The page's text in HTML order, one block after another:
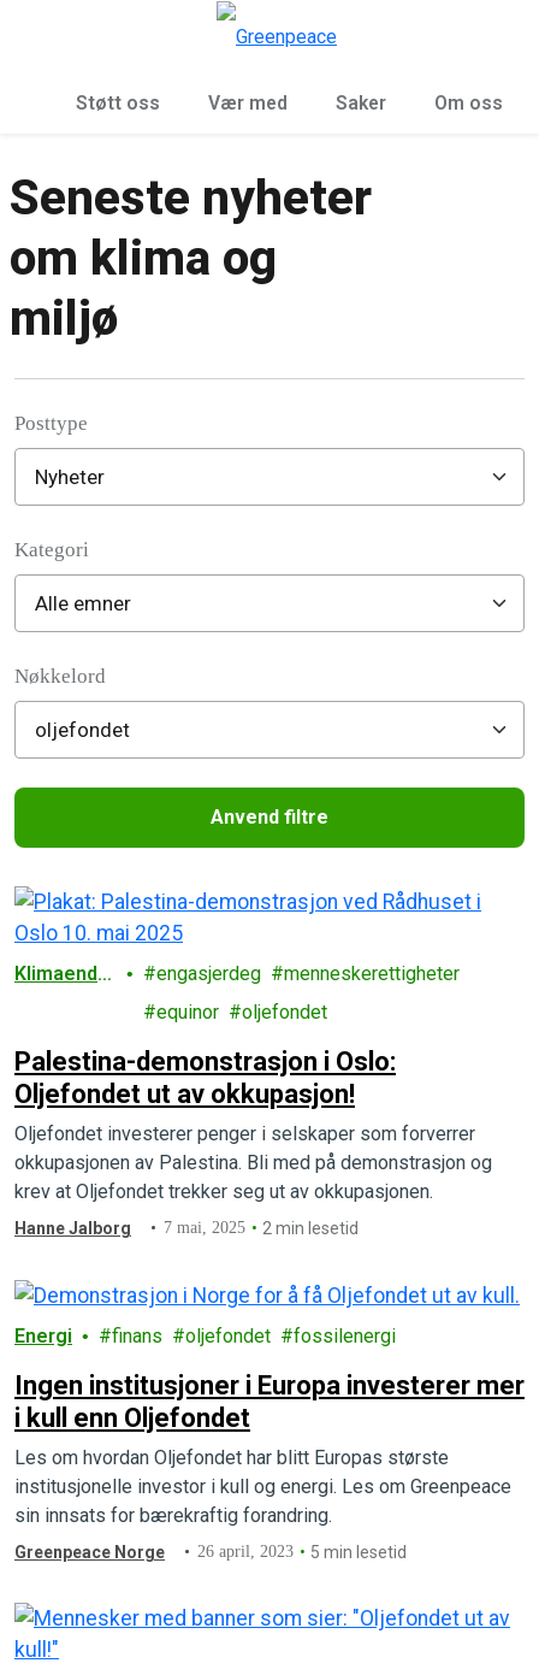
Støtt oss Vær med Saker Om oss
Seneste nyheter
om klima og
miljø
Posttype
Kategori
Nøkkelord
Anvend filtre
Filtered results
Klimaendri
engasjerdeg
menneskerettigheter
equinor
oljefondet
Palestina-demonstrasjon i Oslo:
Oljefondet ut av okkupasjon!
Oljefondet investerer penger i selskaper som forverrer
okkupasjonen av Palestina. Bli med på demonstrasjon og
krev at Oljefondet trekker seg ut av okkupasjonen.
Hanne Jalborg 7 mai, 2025 2 min lesetid
Energi finans oljefondet fossilenergi
Ingen institusjoner i Europa investerer mer
i kull enn Oljefondet
Les om hvordan Oljefondet har blitt Europas største
institusjonelle investor i kull og energi. Les om Greenpeace
sin innsats for bærekraftig forandring.
Greenpeace Norge 26 april, 2023 5 min lesetid